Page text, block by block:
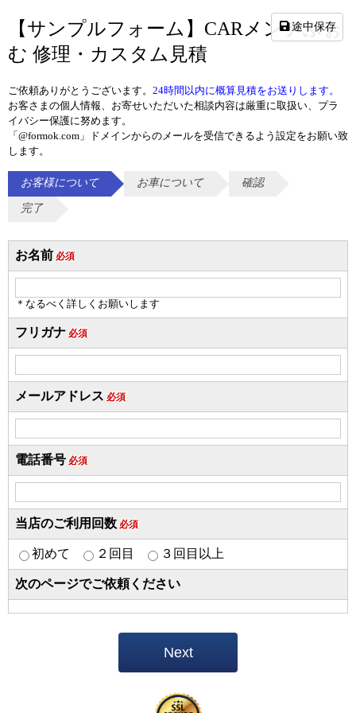
【サンプルフォーム】CARメンテふぉ
む 修理・カスタム見積
ご依頼ありがとうございます。 24時間以内に概算見積をお送りします。
お客さまの個人情報、お寄せいただいた相談内容は厳重に取扱い、プラ
イバシー保護に努めます。
「@formok.com」ドメインからのメールを受信できるよう設定をお願い致
します。
お客様について お車について 確認
完了
お名前 必須
＊なるべく詳しくお願いします
フリガナ 必須
メールアドレス 必須
電話番号 必須
当店のご利用回数 必須
初めて ２回目 ３回目以上
次のページでご依頼ください
Next
途中保存